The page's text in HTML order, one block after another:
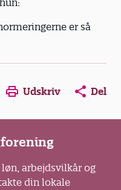
er så
Opens in a new window
Opens in a new
Opens in
Udskriv Del
arbejdsvilkår og
din lokale